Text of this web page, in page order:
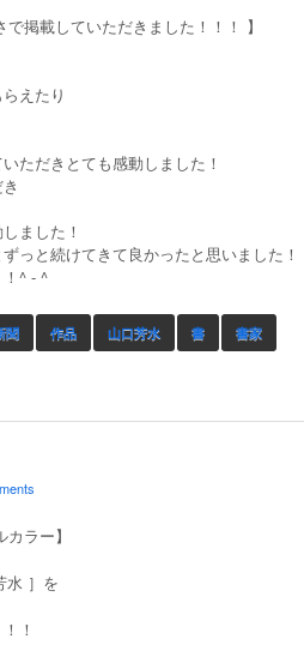
掲載していただきました！！！ 】
えたり
ただきとても感動しました！
ました！
っと続けてきて良かったと思いました！
^ - ^
聞 作品 山口芳水 書 書家
ラー】
水 ］を
！